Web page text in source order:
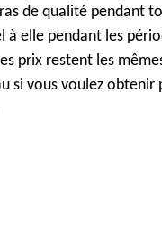
de qualité pendant
à elle pendant les
prix restent les
si vous voulez obtenir